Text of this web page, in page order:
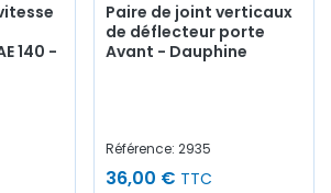
140 -
Paire de joint verticaux
de déflecteur porte
Avant - Dauphine
Référence: 2935
36,00 € TTC